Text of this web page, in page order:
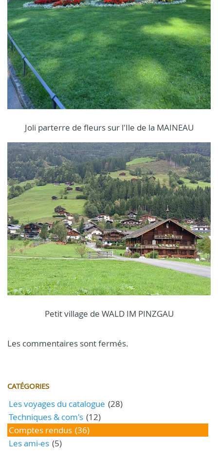
Joli parterre de fleurs sur l'Ile de la MAINEAU
Petit village de WALD IM PINZGAU
Les commentaires sont fermés.
CATÉGORIES
Les voyages du catalogue (28)
Techniques & com's (12)
Comptes rendus (36)
Les ami-es (5)